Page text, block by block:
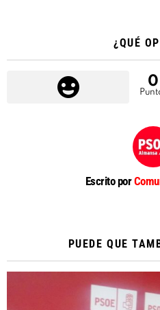
¿QUÉ
0
Escrito por
PUEDE QUE